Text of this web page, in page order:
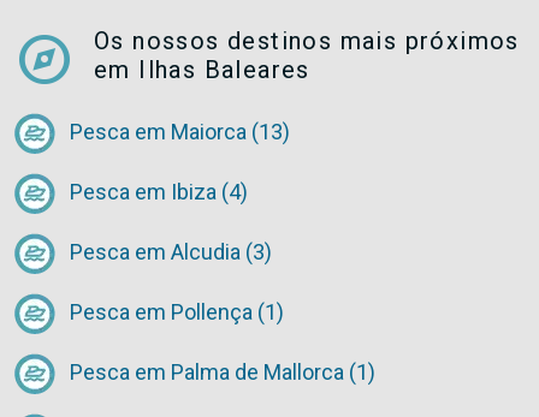
explore
Os nossos destinos mais próximos
em Ilhas Baleares
Pesca em Maiorca (13)
Pesca em Ibiza (4)
Pesca em Alcudia (3)
Pesca em Pollença (1)
Pesca em Palma de Mallorca (1)